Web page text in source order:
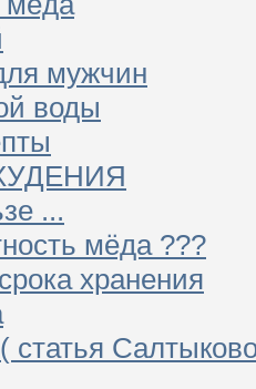
мужчин
воды
...
мёда ???
хранения